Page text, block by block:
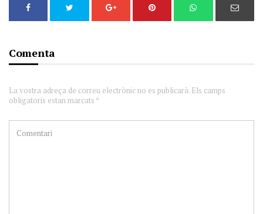
Comenta
La vostra adreça de correu electrònic no es publicarà. Els camps
obligatoris estan marcats *